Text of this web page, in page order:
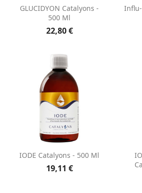
GLUCIDYON Catalyons -
500 Ml
22,80 €
IODE Catalyons - 500 Ml
19,11 €